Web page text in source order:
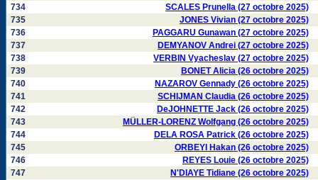
734
SCALES Prunella (27 octobre 2025)
735
JONES Vivian (27 octobre 2025)
736
PAGGARU Gunawan (27 octobre 2025)
737
DEMYANOV Andrei (27 octobre 2025)
738
VERBIN Vyacheslav (27 octobre 2025)
739
BONET Alicia (26 octobre 2025)
740
NAZAROV Gennady (26 octobre 2025)
741
SCHIJMAN Claudia (26 octobre 2025)
742
DeJOHNETTE Jack (26 octobre 2025)
743
MÜLLER-LORENZ Wolfgang (26 octobre 2025)
744
DELA ROSA Patrick (26 octobre 2025)
745
ORBEYI Hakan (26 octobre 2025)
746
REYES Louie (26 octobre 2025)
747
N'DIAYE Tidiane (26 octobre 2025)